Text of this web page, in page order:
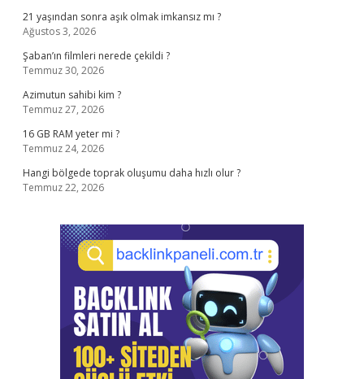
21 yaşından sonra aşık olmak imkansız mı ?
Ağustos 3, 2026
Şaban’ın filmleri nerede çekildi ?
Temmuz 30, 2026
Azimutun sahibi kim ?
Temmuz 27, 2026
16 GB RAM yeter mi ?
Temmuz 24, 2026
Hangi bölgede toprak oluşumu daha hızlı olur ?
Temmuz 22, 2026